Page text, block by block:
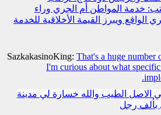
خدمة المواطن أم الجري وراء
الواقع ويبرز القيمة الأخلاقية للخدمة
SazkakasinoKing: That's a huge number
I'm curious about what
الاصل الطيب والله خسارة لي مدينة
بألف رجل